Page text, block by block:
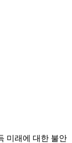
미래에 대한 불안